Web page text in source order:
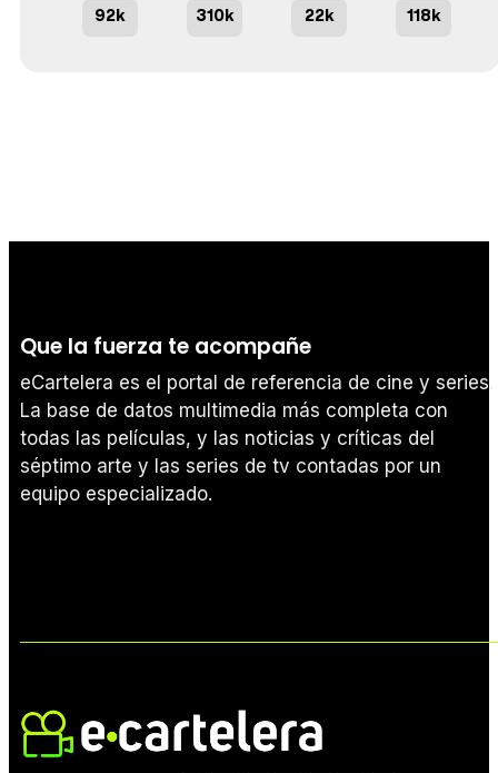
92k 310k 22k 118k
Que la fuerza te acompañe
eCartelera es el portal de referencia de cine y series.
La base de datos multimedia más completa con
todas las películas, y las noticias y críticas del
séptimo arte y las series de tv contadas por un
equipo especializado.